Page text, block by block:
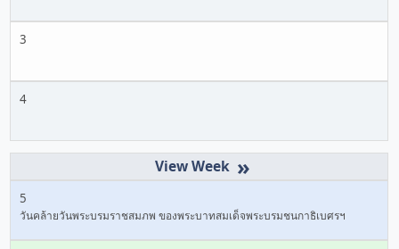
3
4
»
5
วันคล้ายวันพระบรมราชสมภพ ของพระบาทสมเด็จพระบรมชนกาธิเบศรฯ